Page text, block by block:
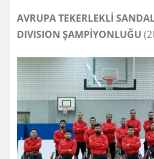
AVRUPA TEKERLEKLİ
DIVISION ŞAMPİYONLUĞU